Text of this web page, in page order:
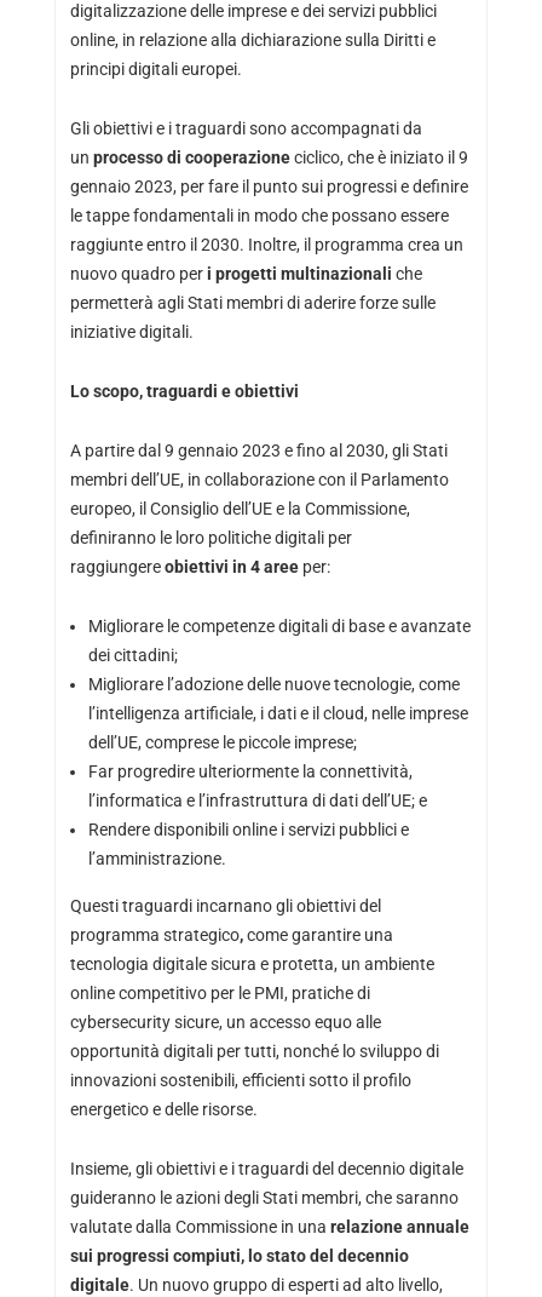
digitalizzazione delle imprese e dei servizi pubblici
online, in relazione alla dichiarazione sulla Diritti e
principi digitali europei.
Gli obiettivi e i traguardi sono accompagnati da
un processo di cooperazioneciclico, che è iniziato il 9
gennaio 2023, per fare il punto sui progressi e definire
le tappe fondamentali in modo che possano essere
raggiunte entro il 2030. Inoltre, il programma crea un
nuovo quadro peri progetti multinazionali che
permetterà agli Stati membri di aderire forze sulle
iniziative digitali.
Lo scopo, traguardi e obiettivi
A partire dal 9 gennaio 2023 e fino al 2030, gli Stati
membri dell’UE, in collaborazione con il Parlamento
europeo, il Consiglio dell’UE e la Commissione,
definiranno le loro politiche digitali per
raggiungereobiettivi in ​​4 areeper:
Migliorare le competenze digitali di base e avanzate
dei cittadini;
Migliorare l’adozione delle nuove tecnologie, come
l’intelligenza artificiale, i dati e il cloud, nelle imprese
dell’UE, comprese le piccole imprese;
Far progredire ulteriormente la connettività,
l’informatica e l’infrastruttura di dati dell’UE; e
Rendere disponibili online i servizi pubblici e
l’amministrazione.
Questi traguardi incarnano gli obiettivi del
programma strategico,come garantire una
tecnologia digitale sicura e protetta, un ambiente
online competitivo per le PMI, pratiche di
cybersecurity sicure, un accesso equo alle
opportunità digitali per tutti, nonché lo sviluppo di
innovazioni sostenibili, efficienti sotto il profilo
energetico e delle risorse.
Insieme, gli obiettivi e i traguardi del decennio digitale
guideranno le azioni degli Stati membri, che saranno
valutate dalla Commissione in una relazione annuale
sui progressi compiuti, lo stato del decennio
digitale. Un nuovo gruppo di esperti ad alto livello,